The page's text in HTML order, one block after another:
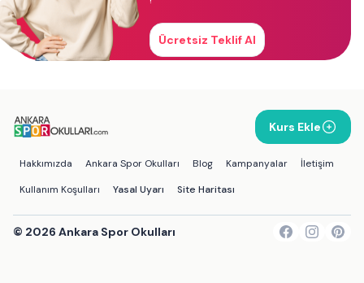
Ücretsiz Teklif Al
Kurs Ekle
Hakkımızda Ankara Spor Okulları Blog Kampanyalar
İletişim
Kullanım Koşulları
Yasal Uyarı Site Haritası
© 2026 Ankara Spor Okulları